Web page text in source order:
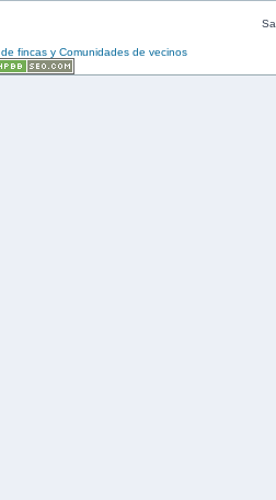
fincas y Comunidades de vecinos